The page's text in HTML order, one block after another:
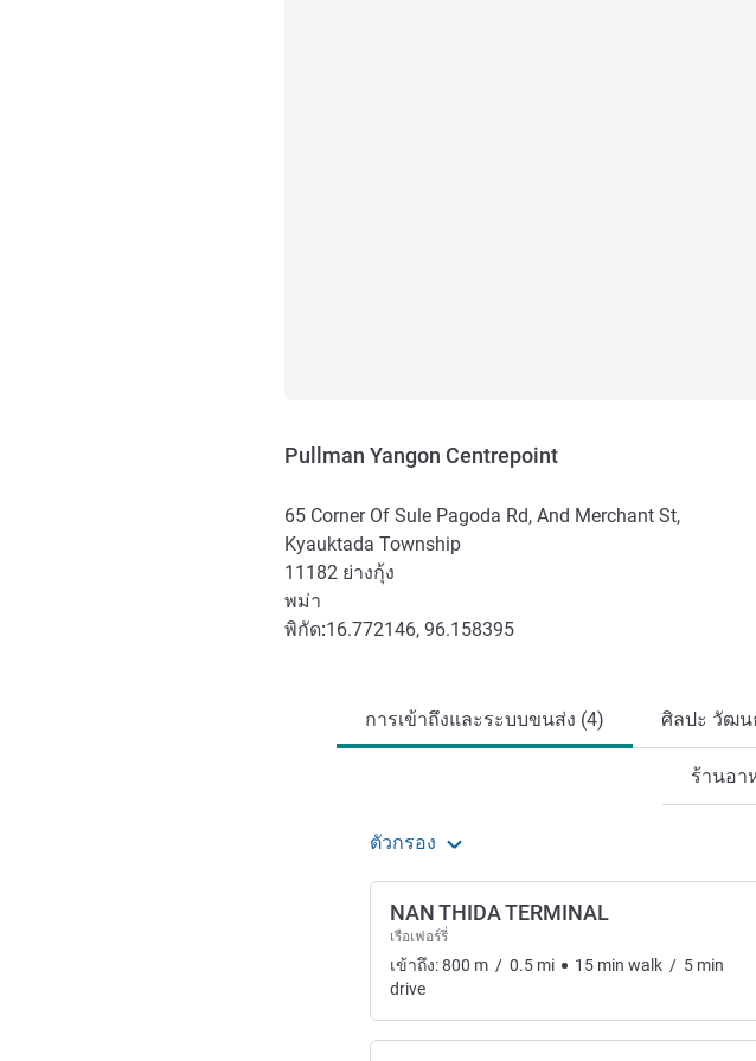
Pullman Yangon Centrepoint
65 Corner Of Sule Pagoda Rd, And Merchant St,
Kyauktada Township
11182 ย่างกุ้ง
พม่า
พิกัด:16.772146, 96.158395
การเข้าถึงและระบบขนส่ง (4) ศิลปะ วัฒน
ร้านอา
ตัวกรอง
NAN THIDA TERMINAL
เรือเฟอร์รี่
เข้าถึง:800 m / 0.5 mi 15 min walk / 5 min
drive